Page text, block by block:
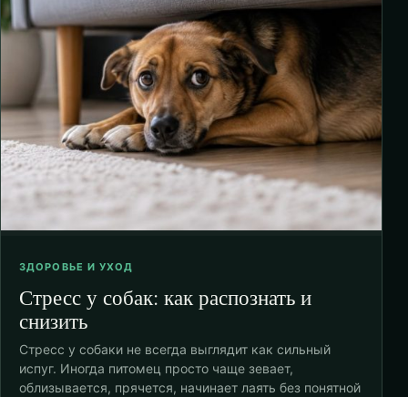
ЗДОРОВЬЕ И УХОД
Стресс у собак: как распознать и
снизить
Стресс у собаки не всегда выглядит как сильный
испуг. Иногда питомец просто чаще зевает,
облизывается, прячется, начинает лаять без понятной